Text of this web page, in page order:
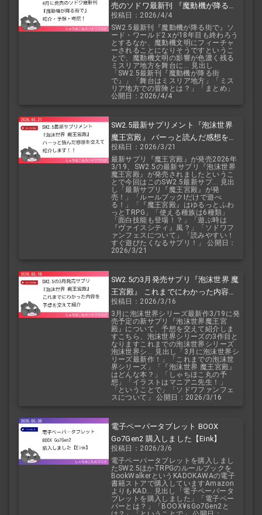
売のソドワ最新刊 『魔動機が降る街
で』 紹介・予想・考察！
投稿日：2026/4/4
SW2.5最新刊『魔動機が降る街で』ソ
ード・ワールド2.xが18年目も終わろう
とするなか、魔動機文明にフィーチャ
ーされることになりそうですというこ
とで、魔動機文明の影響が色濃く残る
ミスリア地方を舞台に... 見出し
「SW2.5最新刊『魔動機が降る街
で』」「舞台はミスリア地方」「ミス
リア地方での冒険とは？」「まとめ」
公開日：2026/4/4
SW2.5最新サプリメント『泡沫世界
魔王宮殿』 バーっと読んだ感想を交
えて紹介します！！
投稿日：2026/3/21
最新サプリ『魔王宮殿』が発売2026年
3/19、SW2.5の最新サプリ『泡沫世界
魔王宮殿』が発売されましたというこ
とで今回はこのSW2.5最新サプ... 見出
し「最新サプリ『魔王宮殿』が発
売！」「ルールブックIだけで遊べ
る！」「『魔王宮殿』はゆるっとふわ
っとTRPG」「使える種族は6種類」
「面白技能も登場！？」「遊ぶ時は
『ヴァイスシティ』風？」「ソドワフ
ァンフェスについて」「読みやすい！
すぐ遊びたくなるサプリ！」 公開日：
2026/3/21
SW2.5の3月発売サプリ『泡沫世界 魔
王宮殿』 これまでにわかった内容を
予想を交えて紹介
投稿日：2026/3/16
3月に泡沫世界シリーズ最新作3/19に発
売予定の新サプリ『泡沫世界魔王宮
殿』について、予想を交えて紹介しま
すこちら、泡沫世界シリーズの3作目と
なりますこれまでの泡沫世界シリーズ
泡沫世界シ... 見出し「3月に泡沫世界シ
リーズ最新作！」「これまでの泡沫世
界シリーズ」「『泡沫世界 魔王宮殿』
はどんな本？」「しゃちほこ丸の予
想」「イラストはマニアニ先生！」
「ということで」「ソドワファンフェ
スについて」 公開日：2026/3/16
電子ペーパータブレット BOOX
Go7Gen2 購入しました【Eink】
投稿日：2026/3/6
電子ペーパータブレットを購入しまし
たSW2.5ほかTRPGのルールブックを
BookWalkerというKADOKAWAの電子
書籍ストアで購入していますAmazon
よりもKAD... 見出し「電子ペーパータ
ブレットを購入しました」「電子ペー
パーとは？」「BOOX¥sGo7Gen2と